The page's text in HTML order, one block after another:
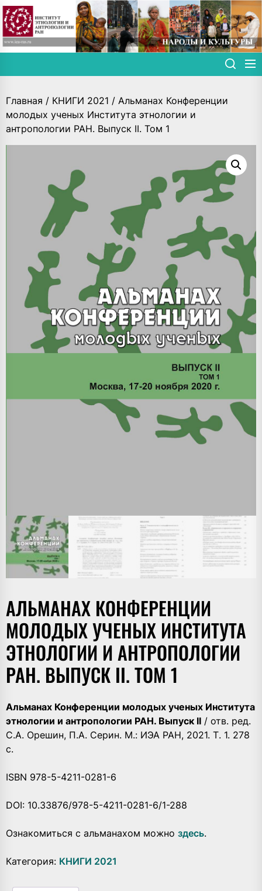
Skip
to
the
content
Главная / КНИГИ 2021 / Альманах Конференции
молодых ученых Института этнологии и
антропологии РАН. Выпуск II. Том 1
АЛЬМАНАХ КОНФЕРЕНЦИИ
МОЛОДЫХ УЧЕНЫХ ИНСТИТУТА
ЭТНОЛОГИИ И АНТРОПОЛОГИИ
РАН. ВЫПУСК II. ТОМ 1
Альманах Конференции молодых ученых Института
этнологии и антропологии РАН. Выпуск II / отв. ред.
С.А. Орешин, П.А. Серин. М.: ИЭА РАН, 2021. Т. 1. 278
с.
ISBN 978-5-4211-0281-6
DOI: 10.33876/978-5-4211-0281-6/1-288
Ознакомиться с альманахом можно здесь.
Категория: КНИГИ 2021